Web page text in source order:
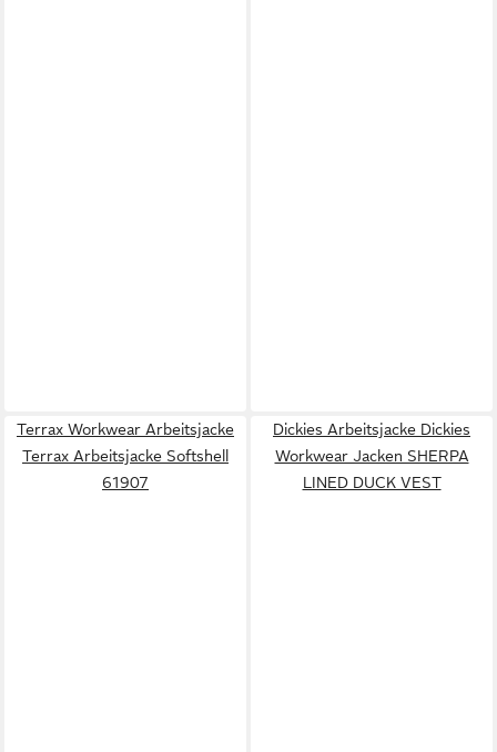
Terrax Workwear Arbeitsjacke
Terrax Arbeitsjacke Softshell
61907
Dickies Arbeitsjacke Dickies
Workwear Jacken SHERPA
LINED DUCK VEST